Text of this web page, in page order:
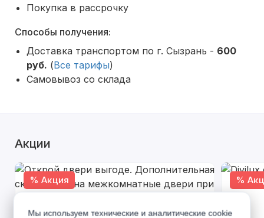
Покупка в рассрочку
Способы получения:
Доставка транспортом по г. Сызрань - 600
руб. (Все тарифы)
Самовывоз со склада
Акции
% Акция %
Мы используем технические и аналитические cookie